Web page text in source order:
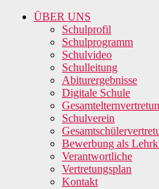
ÜBER UNS
Schulprofil
Schulprogramm
Schulvideo
Schulleitung
Abiturergebnisse
Digitale Schule
Schulverein
Bewerbung als
Verantwortliche
Vertretungsplan
Kontakt